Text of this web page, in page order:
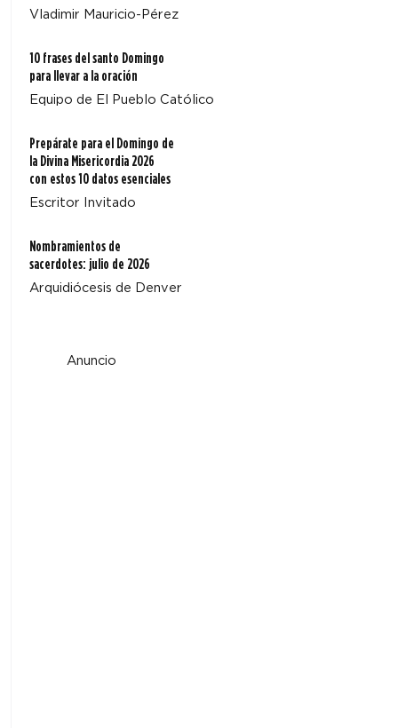
Vladimir Mauricio-Pérez
10 frases del santo Domingo
para llevar a la oración
Equipo de El Pueblo Católico
Prepárate para el Domingo de
la Divina Misericordia 2026
con estos 10 datos esenciales
Escritor Invitado
Nombramientos de
sacerdotes: julio de 2026
Arquidiócesis de Denver
Anuncio